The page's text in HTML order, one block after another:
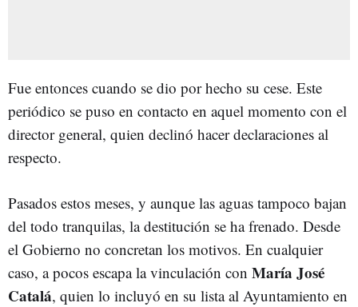
Fue entonces cuando se dio por hecho su cese. Este
periódico se puso en contacto en aquel momento con el
director general, quien declinó hacer declaraciones al
respecto.
Pasados estos meses, y aunque las aguas tampoco bajan
del todo tranquilas, la destitución se ha frenado. Desde
el Gobierno no concretan los motivos. En cualquier
caso, a pocos escapa la vinculación con María José
Catalá, quien lo incluyó en su lista al Ayuntamiento en